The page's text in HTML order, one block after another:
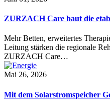
ZURZACH Care baut die
Mehr Betten, erweitertes
Leitung stärken die regionale
ZURZACH Care…
Mai 26, 2026
Mit dem Solarstromspeicher